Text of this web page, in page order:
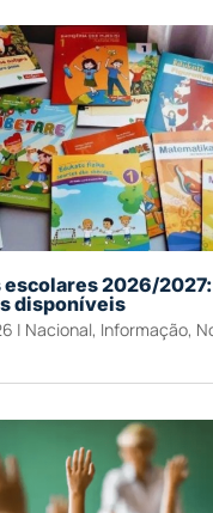
escolares 2026/2027:
disponíveis
| Nacional, Informação,